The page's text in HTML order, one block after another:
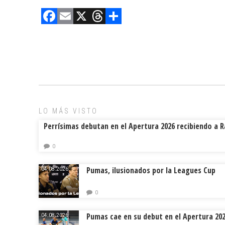
F
o
E X T
d ar
LO MÁS VISTO
Perrísimas debutan en el Apertura 2026 recibiendo a
0
04.08.2026. Pumas, ilusionados por la Leagues Cup
0
04.08.2026. Pumas cae en su debut en el Apertura